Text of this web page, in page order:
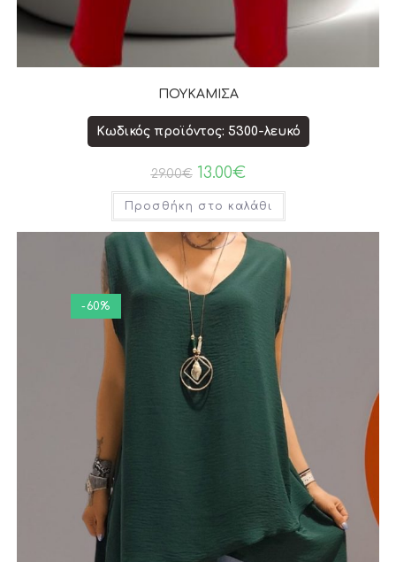
ΠΟΥΚΑΜΙΣΑ
Κωδικός προϊόντος: 5300-λευκό
29.00€ 13.00€
Προσθήκη στο καλάθι
-60%